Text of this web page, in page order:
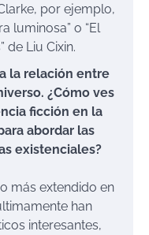
por ejemplo,
luminosa” o “El
de Liu Cixin.
la relación entre
¿Cómo ves
ficción en la
abordar las
existenciales?
extendido en
han
interesantes,